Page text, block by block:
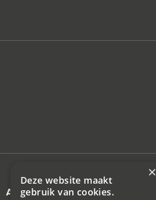
aanbod
×
Deze website maakt
gebruik van cookies.